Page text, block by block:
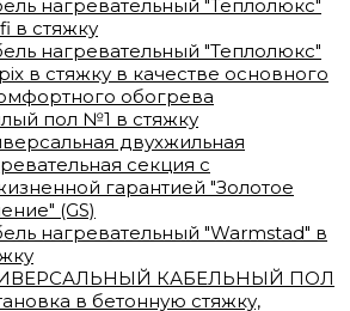
нагревательный "Теплолюкс"
в стяжку
нагревательный "Теплолюкс"
в стяжку в качестве основного
обогрева
пол №1 в стяжку
двухжильная
секция с
гарантией "Золотое
(GS)
нагревательный "Warmstad" в
КАБЕЛЬНЫЙ ПОЛ
в бетонную стяжку,